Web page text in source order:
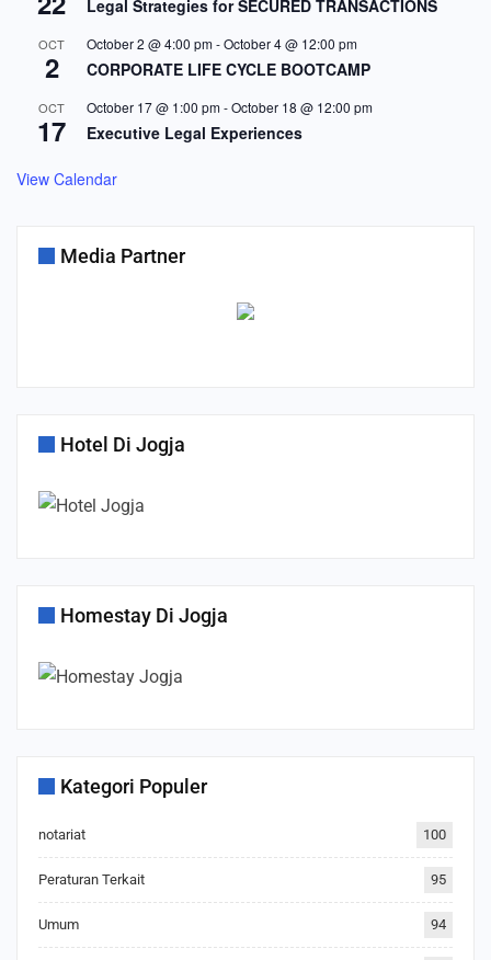
Legal Strategies for SECURED TRANSACTIONS
OCT
2
October 2 @ 4:00 pm-October 4 @ 12:00 pm
CORPORATE LIFE CYCLE BOOTCAMP
OCT
17
October 17 @ 1:00 pm-October 18 @ 12:00 pm
Executive Legal Experiences
View Calendar
Media Partner
Hotel Di Jogja
Homestay Di Jogja
Kategori Populer
notariat 100
Peraturan Terkait 95
Umum 94